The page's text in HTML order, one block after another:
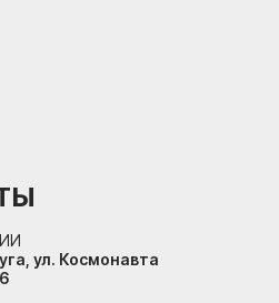
ул. Космонавта